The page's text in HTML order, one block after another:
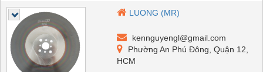
LUONG (MR)
kennguyengl@gmail.com
Phường An Phú Đông, Quận 12,
HCM